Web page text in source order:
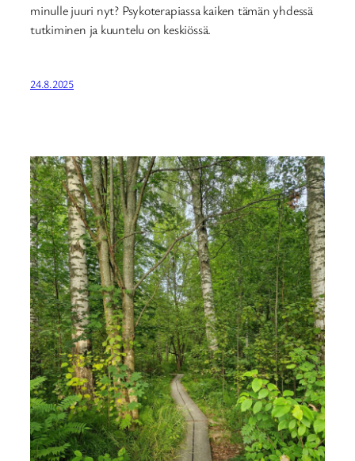
minulle juuri nyt? Psykoterapiassa kaiken tämän yhdessä
tutkiminen ja kuuntelu on keskiössä.
24.8.2025